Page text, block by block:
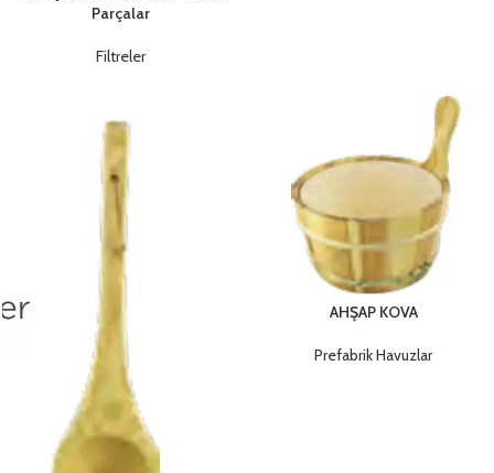
Parçalar
Filtreler
AHŞAP KOVA
Prefabrik Havuzlar